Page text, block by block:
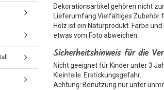
Dekorationsartikel gehören nicht
Lieferumfang.Vielfältiges Zubehör
Holz ist ein Naturprodukt. Farbe
etwas vom Foto abweichen.
Sicherheitshinweis für die
Nicht geeignet für Kinder unter 3
Kleinteile. Erstickungsgefahr.
Achtung: Benutzung nur unter